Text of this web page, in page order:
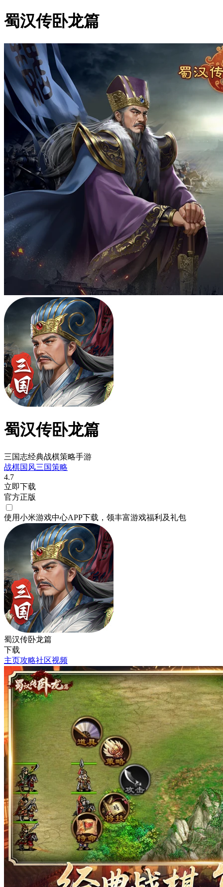
蜀汉传卧龙篇
蜀汉传卧龙篇
三国志经典战棋策略手游
战棋国风三国策略
4.7
立即下载
官方正版
使用小米游戏中心APP下载 ，领丰富游戏福利 及礼包
蜀汉传卧龙篇
下载
主页攻略社区视频